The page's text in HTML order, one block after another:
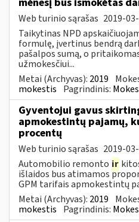
Web turinio sąrašas 2019-
Taikytinas NPD
formulę, įvertinus bendrą
pašalpos sumą, o
užmokesčiui...
Metai (Archyvas): 2019
mokestis Pagrindinis:
Gyventojui gavus
apmokestintų pajamų,
procentų
Web turinio sąrašas 2019-
Automobilio remonto ir
išlaidos bus atimamos
GPM tarifais apmokestintų
Metai (Archyvas): 2019
mokestis Pagrindinis: